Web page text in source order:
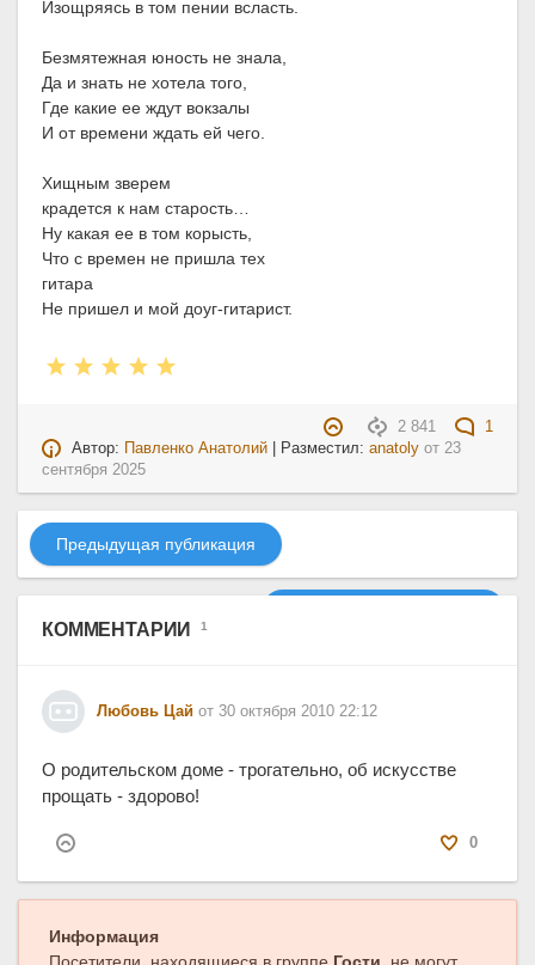
Изощряясь в том пении всласть.
Безмятежная юность не знала,
Да и знать не хотела того,
Где какие ее ждут вокзалы
И от времени ждать ей чего.
Хищным зверем
крадется к нам старость…
Ну какая ее в том корысть,
Что с времен не пришла тех
гитара
Не пришел и мой доуг-гитарист.
2 841
1
Автор:
Павленко Анатолий | Разместил:anatoly от23
сентября 2025
Предыдущая публикация
КОММЕНТАРИИ 1
Любовь Цай от 30 октября 2010 22:12
0
О родительском доме - трогательно, об искусстве
прощать - здорово!
Информация